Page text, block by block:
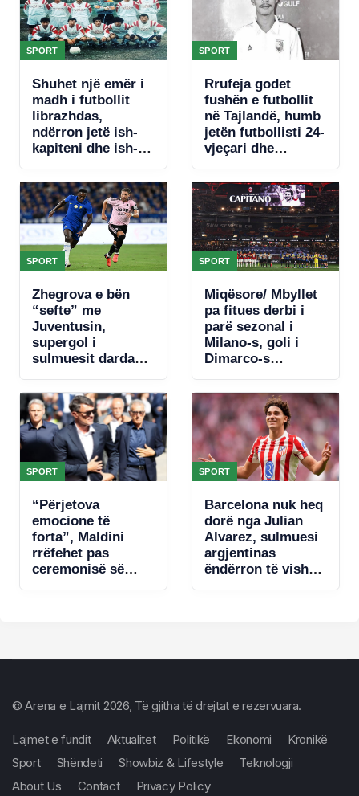
SPORT
Shuhet një emër i
madh i futbollit
librazhdas,
ndërron jetë ish-
kapiteni dhe ish-
Besnik Çota
SPORT
Rrufeja godet
fushën e futbollit
në Tajlandë, humb
jetën futbollisti 24-
vjeçari dhe
SPORT
Zhegrova e bën
“sefte” me
Juventusin,
supergol i
sulmuesit dardan i
së Vjetër” në
miqësoren ndaj
Chelsea-t
SPORT
Miqësore/ Mbyllet
pa fitues derbi i
parë sezonal i
Milano-s, goli i
Dimarco-s
penalltia e Nkunku
SPORT
“Përjetova
emocione të
forta”, Maldini
rrëfehet pas
ceremonisë së
SPORT
Barcelona nuk heq
dorë nga Julian
Alvarez, sulmuesi
argjentinas
ëndërron të vishet
© Arena e Lajmit 2026, Të gjitha të drejtat e rezervuara.
Lajmet e fundit Aktualitet Politikë Ekonomi
Kronikë
Sport
Shëndeti Showbiz & Lifestyle
Teknologji
About Us
Contact Privacy Policy